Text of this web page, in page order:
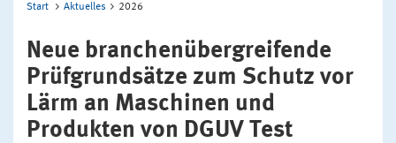
Start Aktuelles 2026
Neue branchenübergreifende
Prüfgrundsätze zum Schutz vor
Lärm an Maschinen und
Produkten von DGUV Test